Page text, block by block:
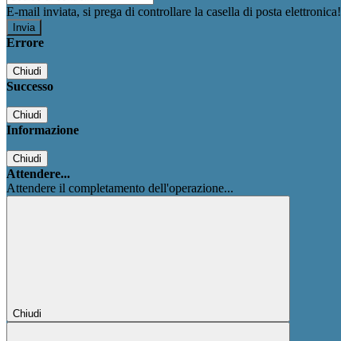
E-mail inviata, si prega di controllare la casella di posta elettronica!
Errore
Chiudi
Successo
Chiudi
Informazione
Chiudi
Attendere...
Attendere il completamento dell'operazione...
Chiudi